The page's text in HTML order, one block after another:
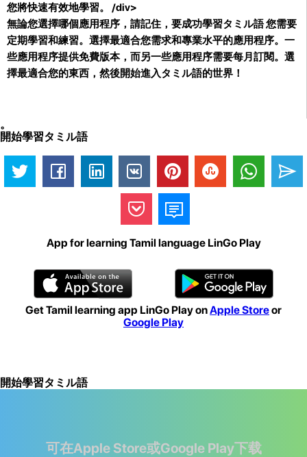
您將快速有效地學習。 /div>
無論您選擇哪個應用程序，請記住，要成功學習タミル語您需要
定期學習和練習。選擇最適合您需求和專業水平的應用程序。一
些應用程序提供免費版本，而另一些應用程序需要每月訂閱。選
擇最適合您的東西，然後開始進入タミル語的世界！
。
開始學習タミル語
App for learning Tamil language LinGo Play
Get Tamil learning app LinGo Play onApple Storeor
Google Play
開始學習タミル語
可在Apple Store或Google Play下载